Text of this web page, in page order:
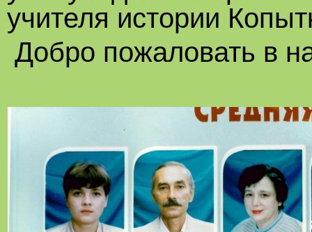
учителя истории
Добро пожаловать в